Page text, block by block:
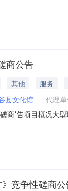
目号品目名称采
商公告
其他
服务
县文化馆
代理
商*告项目概况大
元采购需求：
竞争性磋商